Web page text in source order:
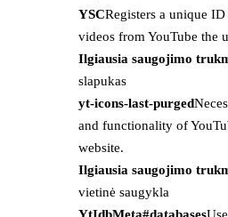
YSCRegisters a unique
videos from YouTube the
Ilgiausia saugojimo
slapukas
yt-icons-last-purged
and functionality of
website.
Ilgiausia saugojimo
vietinė saugykla
YtIdbMeta#databases